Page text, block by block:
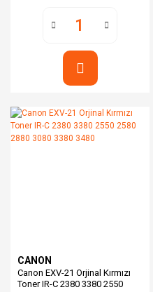
CANON
Canon EXV-21 Orjinal Kırmızı
Toner IR-C 2380 3380 2550